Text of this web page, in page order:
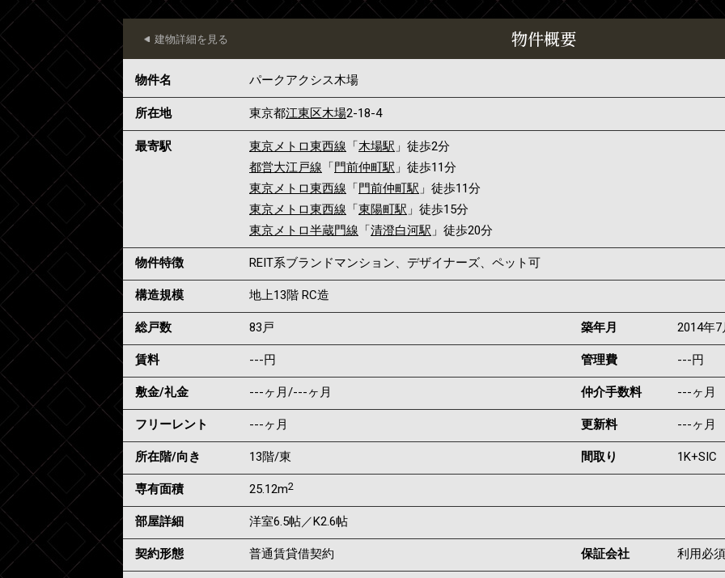
物件概要
建物詳細を見る
物件名 パークアクシス木場
所在地 東京都江東区木場2-18-4
最寄駅 東京メトロ東西線 「木場駅 」徒歩2分
都営大江戸線 「門前仲町駅 」徒歩11分
東京メトロ東西線 「門前仲町駅 」徒歩11分
東京メトロ東西線 「東陽町駅 」徒歩15分
東京メトロ半蔵門線 「清澄白河駅 」徒歩20分
物件特徴 REIT系ブランドマンション、デザイナーズ、ペット可
構造規模 地上13階 RC造
総戸数 83戸 築年月 2014年7
賃料 ---円 管理費 ---円
敷金/礼金 ---ヶ月/---ヶ月 仲介手数料 ---ヶ月
フリーレント ---ヶ月 更新料 ---ヶ月
所在階/向き 13階/東 間取り 1K+SIC
専有面積 25.12m2
部屋詳細 洋室6.5帖／K2.6帖
契約形態 普通賃貸借契約 保証会社 利用必須